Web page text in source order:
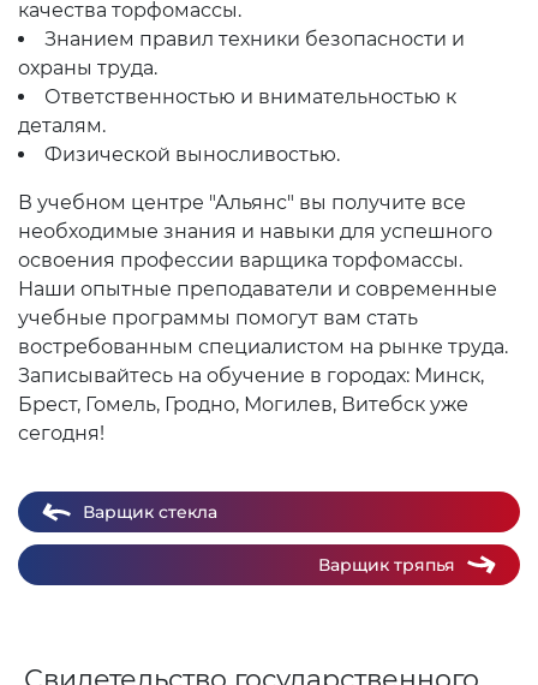
качества торфомассы.
Знанием правил техники безопасности и
охраны труда.
Ответственностью и внимательностью к
деталям.
Физической выносливостью.
В учебном центре "Альянс" вы получите все
необходимые знания и навыки для успешного
освоения профессии варщика торфомассы.
Наши опытные преподаватели и современные
учебные программы помогут вам стать
востребованным специалистом на рынке труда.
Записывайтесь на обучение в городах: Минск,
Брест, Гомель, Гродно, Могилев, Витебск уже
сегодня!
Варщик стекла
Варщик тряпья